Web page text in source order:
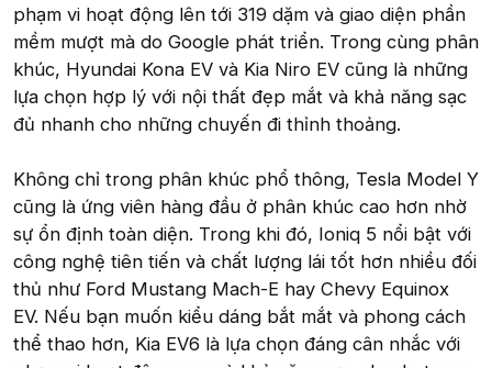
phạm vi hoạt động lên tới 319 dặm và giao diện phần
mềm mượt mà do Google phát triển. Trong cùng phân
khúc, Hyundai Kona EV và Kia Niro EV cũng là những
lựa chọn hợp lý với nội thất đẹp mắt và khả năng sạc
đủ nhanh cho những chuyến đi thỉnh thoảng.
Không chỉ trong phân khúc phổ thông, Tesla Model Y
cũng là ứng viên hàng đầu ở phân khúc cao hơn nhờ
sự ổn định toàn diện. Trong khi đó, Ioniq 5 nổi bật với
công nghệ tiên tiến và chất lượng lái tốt hơn nhiều đối
thủ như Ford Mustang Mach-E hay Chevy Equinox
EV. Nếu bạn muốn kiểu dáng bắt mắt và phong cách
thể thao hơn, Kia EV6 là lựa chọn đáng cân nhắc với